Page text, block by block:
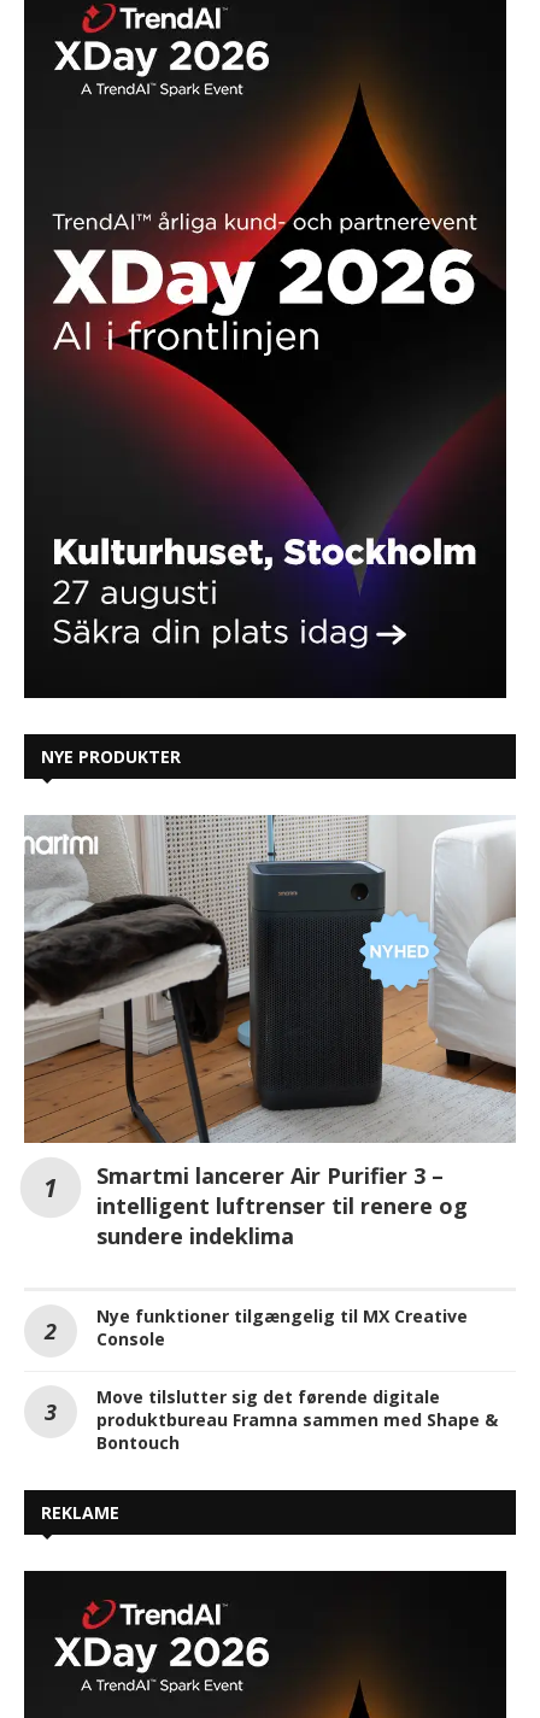
NYE PRODUKTER
Smartmi lancerer Air Purifier 3 –
intelligent luftrenser til renere og
sundere indeklima
Nye funktioner tilgængelig til MX Creative
Console
Move tilslutter sig det førende digitale
produktbureau Framna sammen med Shape &
Bontouch
REKLAME